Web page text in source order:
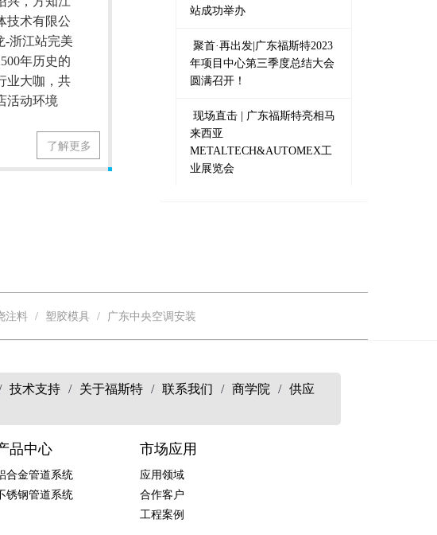
技术有限公
-浙江站完美
年历史的
业大咖，共
活动环境
了解更多
站成功举办
聚首·再出发|广东福斯特2023
年项目中心第三季度总结大会
圆满召开！
现场直击 | 广东福斯特亮相马
来西亚
METALTECH&AUTOMEX工
业展览会
注料 塑胶模具 广东中央空调安装
技术支持 / 关于福斯特 / 联系我们 / 商学院 / 供应
品中心
合金管道系统
锈钢管道系统
市场应用
应用领域
合作客户
工程案例